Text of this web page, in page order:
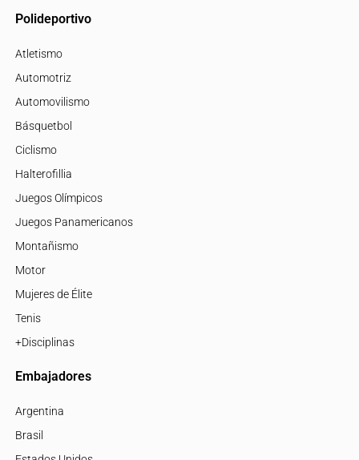
Polideportivo
Atletismo
Automotriz
Automovilismo
Básquetbol
Ciclismo
Halterofillia
Juegos Olímpicos
Juegos Panamericanos
Montañismo
Motor
Mujeres de Élite
Tenis
+Disciplinas
Embajadores
Argentina
Brasil